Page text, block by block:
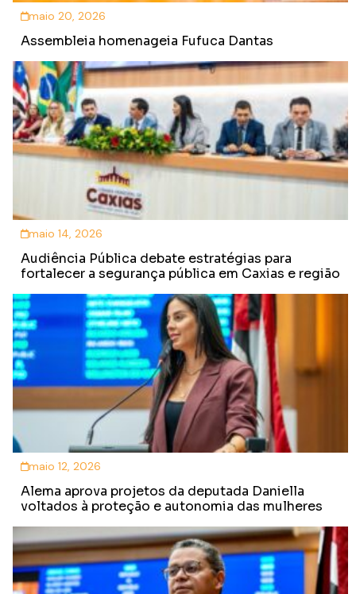
maio 20, 2026
Assembleia homenageia Fufuca Dantas
maio 14, 2026
Audiência Pública debate estratégias para
fortalecer a segurança pública em Caxias e região
maio 12, 2026
Alema aprova projetos da deputada Daniella
voltados à proteção e autonomia das mulheres